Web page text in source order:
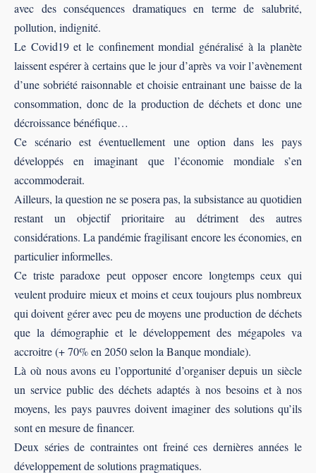
avec des conséquences dramatiques en terme de salubrité,
pollution, indignité.
Le Covid19 et le conﬁnement mondial généralisé à la planète
laissent espérer à certains que le jour d’après va voir l’avènement
d’une sobriété raisonnable et choisie entrainant une baisse de la
consommation, donc de la production de déchets et donc une
décroissance bénéﬁque…
Ce scénario est éventuellement une option dans les pays
développés en imaginant que l’économie mondiale s’en
accommoderait.
Ailleurs, la question ne se posera pas, la subsistance au quotidien
restant un objectif prioritaire au détriment des autres
considérations. La pandémie fragilisant encore les économies, en
particulier informelles.
Ce triste paradoxe peut opposer encore longtemps ceux qui
veulent produire mieux et moins et ceux toujours plus nombreux
qui doivent gérer avec peu de moyens une production de déchets
que la démographie et le développement des mégapoles va
accroitre (+ 70% en 2050 selon la Banque mondiale).
Là où nous avons eu l’opportunité d’organiser depuis un siècle
un service public des déchets adaptés à nos besoins et à nos
moyens, les pays pauvres doivent imaginer des solutions qu’ils
sont en mesure de ﬁnancer.
Deux séries de contraintes ont freiné ces dernières années le
développement de solutions pragmatiques.